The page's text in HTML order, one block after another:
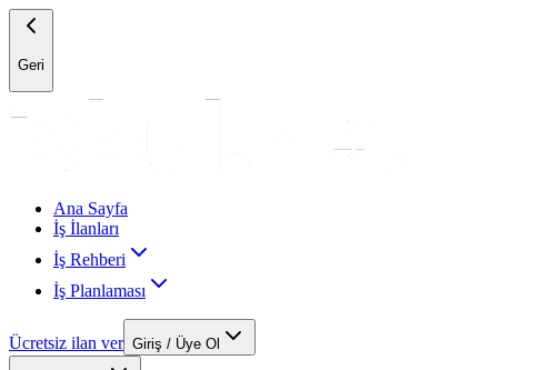
Geri
Ana Sayfa
İş İlanları
İş Rehberi
İş Planlaması
Ücretsiz ilan ver Giriş / Üye Ol